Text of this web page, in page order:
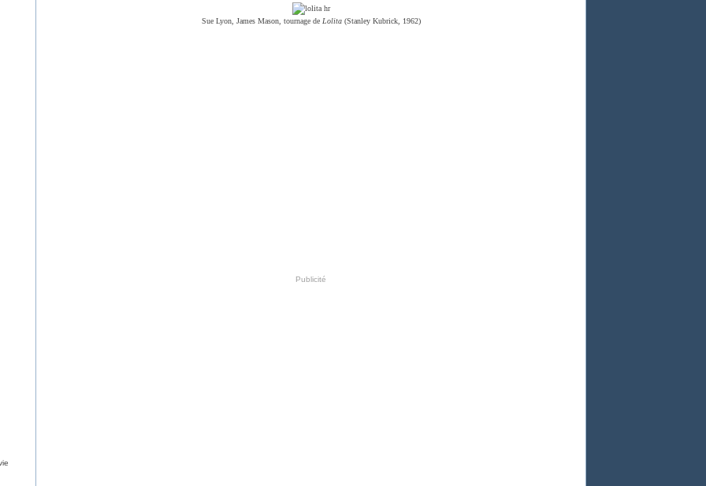
Sue Lyon, James Mason, tournage de Lolita (Stanley Kubrick, 1962)
Publicité